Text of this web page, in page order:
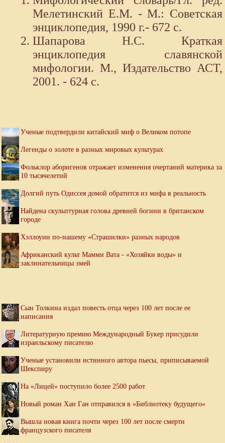
Мелетинский Е.М. - М.: Советская
энциклопедия, 1990 г.- 672 с.
Шапарова Н.С. Краткая
энциклопедия славянской
мифологии. М., Издательство АСТ,
2001. - 624 с.
Ученые подтвердили китайский миф о Великом потопе
Легенды о золоте в разных мировых культурах
Фольклор аборигенов отражает изменения очертаний материка за
10 тысячелетий
Долгий путь Одиссея домой обратится из мифа в реальность
Найдена скульптурная голова древней богини в британском
городе
Хэллоуин по-нашему «Страшилки» разных народов
Африканский культ Мамми Вата - «Хозяйки воды» и
заклинательницы змей
Сын Толкина издал повесть отца через 100 лет после ее
написания
Литературную премию Международный Букер присудили
израильскому писателю
Ученые установили истинного автора пьесы, приписываемой
Шекспиру
На «Лицей» поступило более 2500 работ
Новый роман Хан Ган отправился в «Библиотеку будущего»
Вышла новая книга почти через 100 лет после смерти
французского писателя